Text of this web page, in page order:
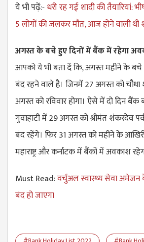
ये भी पढ़ें:- धरी रह गई शादी की तैयारियां:
5 लोगों की जलकर मौत, आज होने वाली थी
अगस्त के बचे हुए दिनों में बैंक में रहेगा
आपको ये भी बता दें कि, अगस्त महीने के बचे
बंद रहने वाले है। जिनमें 27 अगस्त को चौथा
अगस्त को रविवार होगा। ऐसे में दो दिन
गुवाहाटी में 29 अगस्त को श्रीमंत शंकरदेव
बंद रहेंगे। फिर 31 अगस्त को महीने के
महाराष्ट्र और कर्नाटक में बैंकों में अवकाश
Must Read:वर्चुअल स्वास्थ्य सेवा अमेजन
बंद हो जाएगा